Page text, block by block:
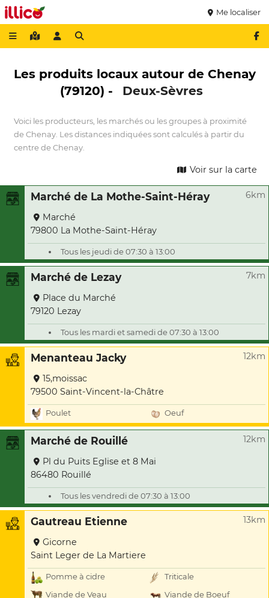
Me localiser
Les produits locaux autour de Chenay
(79120) -
Deux-Sèvres
Voici les producteurs, les marchés ou les groupes à proximité
de Chenay. Les distances indiquées sont calculés à partir du
centre de Chenay.
Voir sur la carte
Marché de La Mothe-Saint-Héray 6km
Marché
79800 La Mothe-Saint-Héray
Tous les jeudi de 07:30 à 13:00
Marché de Lezay 7km
Place du Marché
79120 Lezay
Tous les mardi et samedi de 07:30 à 13:00
Menanteau Jacky 12km
15,moissac
79500 Saint-Vincent-la-Châtre
Poulet Oeuf
Marché de Rouillé 12km
Pl du Puits Eglise et 8 Mai
86480 Rouillé
Tous les vendredi de 07:30 à 13:00
Gautreau Etienne 13km
Gicorne
Saint Leger de La Martiere
Pomme à cidre
Triticale
Viande de Veau
Viande de Boeuf